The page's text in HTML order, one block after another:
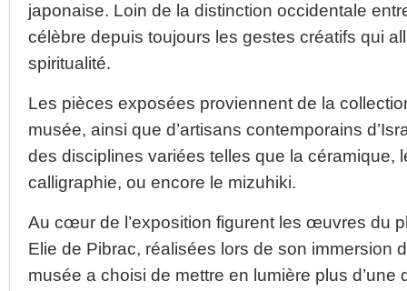
japonaise. Loin de la distinction occidentale
célèbre depuis toujours les gestes créatifs qui
spiritualité.
Les pièces exposées proviennent de la
musée, ainsi que d’artisans contemporains
des disciplines variées telles que la céramique,
calligraphie, ou encore le mizuhiki.
Au cœur de l’exposition figurent les œuvres du
Elie de Pibrac, réalisées lors de son immersion
musée a choisi de mettre en lumière plus